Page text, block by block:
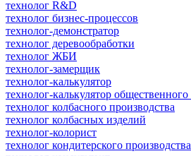
технолог R&D
технолог бизнес-процессов
технолог-демонстратор
технолог деревообработки
технолог ЖБИ
технолог-замерщик
технолог-калькулятор
технолог-калькулятор
технолог колбасного производства
технолог колбасных изделий
технолог-колорист
технолог кондитерского производства